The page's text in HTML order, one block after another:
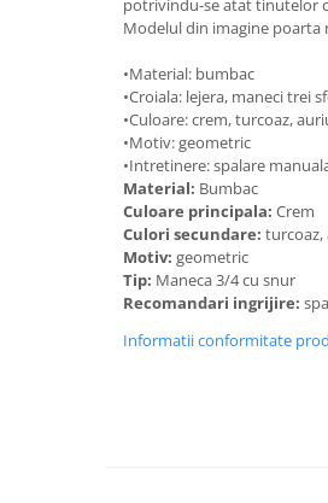
potrivindu-se atat tinutelor
Modelul din imagine poarta
•Material: bumbac
•Croiala: lejera, maneci trei
•Culoare: crem, turcoaz,
•Motiv: geometric
•Intretinere: spalare
Material: Bumbac
Culoare principala: Crem
Culori secundare: turcoaz,
Motiv: geometric
Tip: Maneca 3/4 cu snur
Recomandari ingrijire:
Informatii conformitate